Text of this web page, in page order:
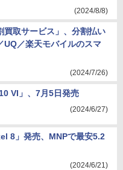
(2024/8/8)
買取サービス」、分割払い
UQ／楽天モバイルのスマ
(2024/7/26)
VI」、7月5日発売
(2024/6/27)
8」発売、MNPで最安5.2
(2024/6/21)